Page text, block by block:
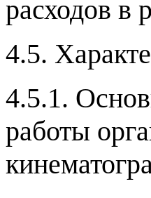
расходов в
4.5.
4.5.1.
работы